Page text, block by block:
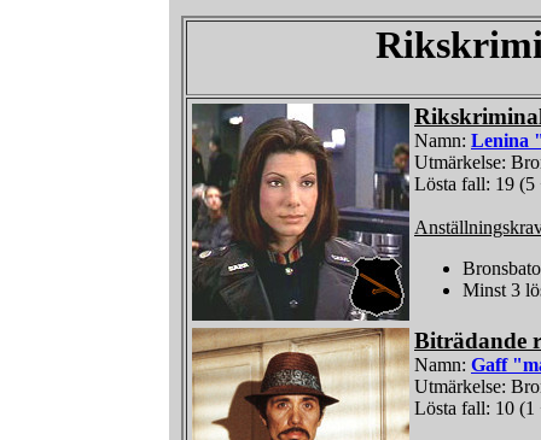
Namn: Lenina
Utmärkelse:
Lösta fall: 19 (5
Minst 3
Biträdande
Namn: Gaff
Utmärkelse:
Lösta fall: 10 (1